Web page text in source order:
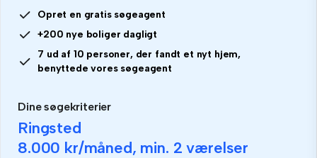
Opret en gratis søgeagent
+200 nye boliger dagligt
7 ud af 10 personer, der fandt et nyt hjem,
benyttede vores søgeagent
Dine søgekriterier
Ringsted
8.000 kr/måned, min. 2 værelser